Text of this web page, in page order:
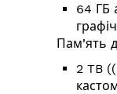
64 ГБ
Пам'ять
2 TB (